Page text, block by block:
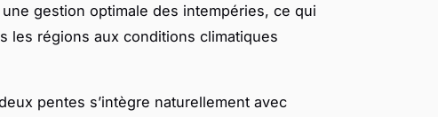
gestion optimale des intempéries, ce qui
les régions aux conditions climatiques
pentes s’intègre naturellement avec